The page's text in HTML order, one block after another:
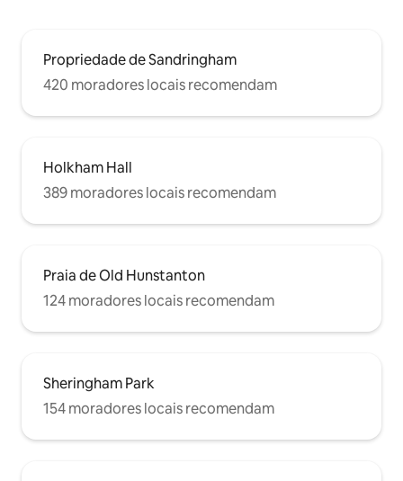
Propriedade de Sandringham
420 moradores locais recomendam
Holkham Hall
389 moradores locais recomendam
Praia de Old Hunstanton
124 moradores locais recomendam
Sheringham Park
154 moradores locais recomendam